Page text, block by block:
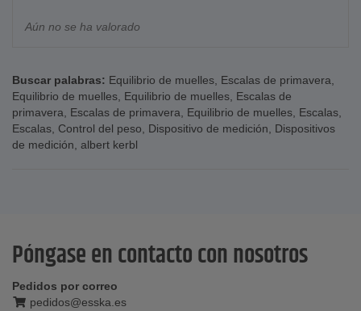
Aún no se ha valorado
Buscar palabras: Equilibrio de muelles, Escalas de primavera,
Equilibrio de muelles, Equilibrio de muelles, Escalas de
primavera, Escalas de primavera, Equilibrio de muelles, Escalas,
Escalas, Control del peso, Dispositivo de medición, Dispositivos
de medición, albert kerbl
Póngase en contacto con nosotros
Pedidos por correo
pedidos@esska.es